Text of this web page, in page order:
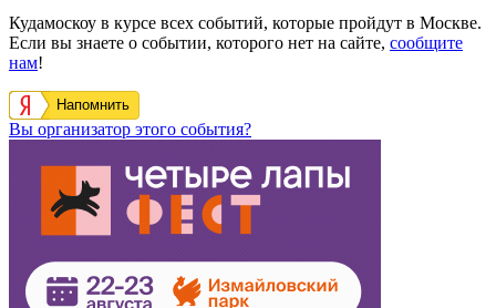
Кудамоскоу в курсе всех событий, которые пройдут в Москве.
Если вы знаете о событии, которого нет на сайте, сообщите
нам!
Напомнить
Вы организатор этого события?